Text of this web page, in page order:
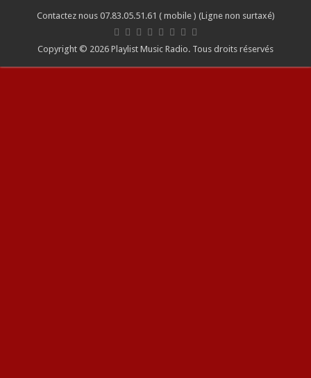
Contactez nous 07.83.05.51.61 ( mobile ) (Ligne non surtaxé)
Copyright © 2026 Playlist Music Radio. Tous droits réservés